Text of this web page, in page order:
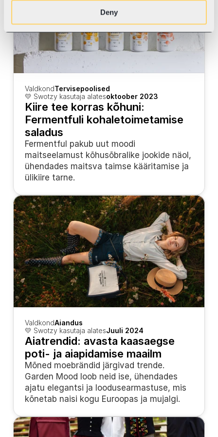
Deny
ValdkondTervisepoolised
💛 Swotzy kasutaja alatesoktoober 2023
Kiire tee korras kõhuni:
Fermentfuli kohaletoimetamise
saladus
Fermentful pakub uut moodi
maitseelamust kõhusõbralike jookide näol,
ühendades maitsva taimse kääritamise ja
ülikiire tarne.
ValdkondAiandus
💛 Swotzy kasutaja alatesJuuli 2024
Aiatrendid: avasta kaasaegse
poti- ja aiapidamise maailm
Mõned moebrändid järgivad trende.
Garden Mood loob neid ise, ühendades
ajatu elegantsi ja loodusearmastuse, mis
kõnetab naisi kogu Euroopas ja mujalgi.